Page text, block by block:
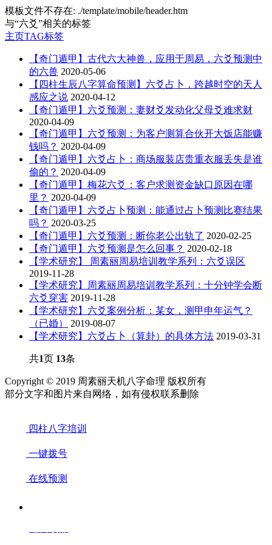
模板文件不存在: ./template/mobile/header.htm
与“六爻”相关的标签
主页TAG标签
【奇门遁甲】古代六大神兽，应用于周易，六爻预测中
的六兽 2020-05-06
【四柱生辰八字算命预测】六爻占卜，跨越时空的天人
感应之说 2020-04-12
【奇门遁甲】六爻预测：妻财爻发动化父母爻难求财
2020-04-09
【奇门遁甲】六爻预测：为客户测算合伙开大饭店能赚
钱吗？ 2020-04-09
【奇门遁甲】六爻占卜：商场服装店贵重衣服丢失是谁
偷的？ 2020-04-09
【奇门遁甲】梅花六爻：客户求测资金缺口原因在哪
里？ 2020-04-09
【奇门遁甲】六爻占卜预测：能通过占卜预测比赛结果
吗？ 2020-03-25
【奇门遁甲】六爻预测：断你老公出轨了 2020-02-25
【奇门遁甲】六爻预测是怎么回事？ 2020-02-18
【学术研究】​ 周素丽周易培训教学系列：六爻误区
2019-11-28
【学术研究】周素丽周易培训教学系列：十分钟学会断
六爻穿害 2019-11-28
【学术研究】六爻案例分析：某女，测甲申年运气？
（已婚）
2019-08-07
【学术研究】六爻占卜（算卦）的具体方法 2019-03-31
共1页 13条
Copyright © 2019 周素丽天机八字命理 版权所有
部分文字和图片来自网络，如有侵权联系删除
四柱八字培训
一键拨号
在线预测